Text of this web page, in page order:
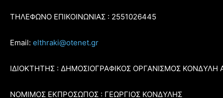
ΤΗΛΕΦΩΝΟ ΕΠΙΚΟΙΝΩΝΙΑΣ : 2551026445
Email: elthraki@otenet.gr
ΙΔΙΟΚΤΗΤΗΣ : ΔΗΜΟΣΙΟΓΡΑΦΙΚΟΣ ΟΡΓΑΝΙΣΜΟΣ ΚΟΝΔΥΛΗ
ΝΟΜΙΜΟΣ ΕΚΠΡΟΣΩΠΟΣ : ΓΕΩΡΓΙΟΣ ΚΟΝΔΥΛΗΣ